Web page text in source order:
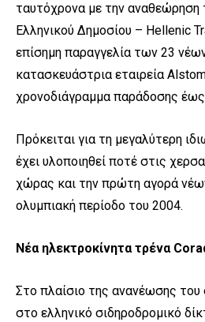
ταυτόχρονα με την αναθεώρηση
Ελληνικού Δημοσίου – Hellenic
επίσημη παραγγελία των 23
κατασκευάστρια εταιρεία
χρονοδιάγραμμα παράδοσης
Πρόκειται για τη μεγαλύτερη
έχει υλοποιηθεί ποτέ στις
χώρας και την πρώτη αγορά
ολυμπιακή περίοδο του 2004.
Νέα ηλεκτροκίνητα τρένα
Στο πλαίσιο της ανανέωσης
στο ελληνικό σιδηροδρομικό